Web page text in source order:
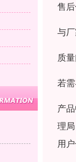
售
与
质
若
产
理
用